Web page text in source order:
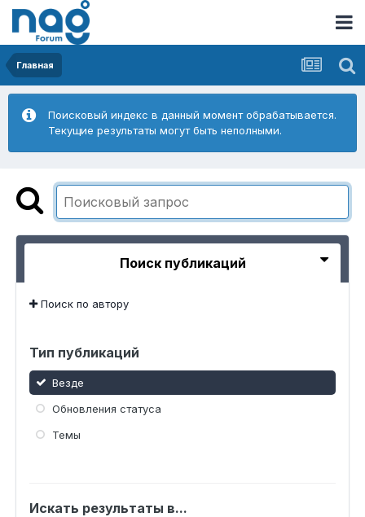
Главная
Поисковый индекс в данный момент обрабатывается.
Текущие результаты могут быть неполными.
Поиск публикаций
Поиск по автору
Тип публикаций
Везде
Обновления статуса
Темы
Искать результаты в...